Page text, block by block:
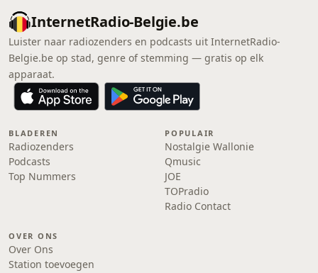
InternetRadio-Belgie.be
Luister naar radiozenders en podcasts uit InternetRadio-
Belgie.be op stad, genre of stemming — gratis op elk
apparaat.
BLADEREN
Radiozenders
Podcasts
Top Nummers
POPULAIR
Nostalgie Wallonie
Qmusic
JOE
TOPradio
Radio Contact
OVER ONS
Over Ons
Station toevoegen